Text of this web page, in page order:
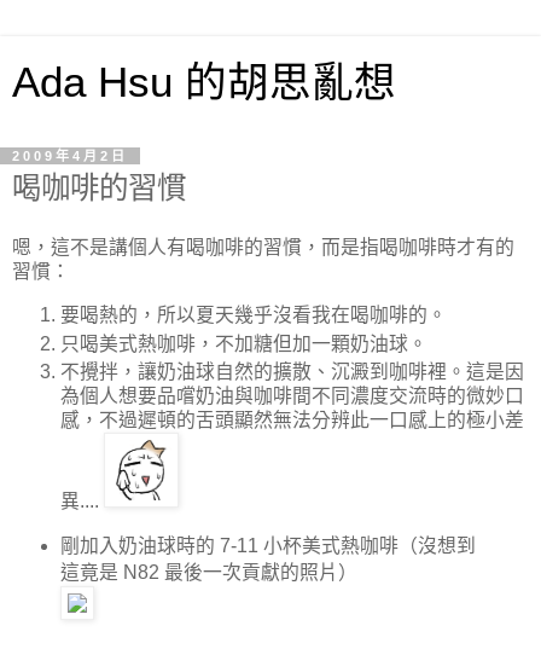
Ada Hsu 的胡思亂想
2009年4月2日
喝咖啡的習慣
嗯，這不是講個人有喝咖啡的習慣，而是指喝咖啡時才有的
習慣：
要喝熱的，所以夏天幾乎沒看我在喝咖啡的。
只喝美式熱咖啡，不加糖但加一顆奶油球。
不攪拌，讓奶油球自然的擴散、沉澱到咖啡裡。這是因
為個人想要品嚐奶油與咖啡間不同濃度交流時的微妙口
感，不過遲頓的舌頭顯然無法分辨此一口感上的極小差
異....
剛加入奶油球時的 7-11 小杯美式熱咖啡（沒想到
這竟是 N82 最後一次貢獻的照片）